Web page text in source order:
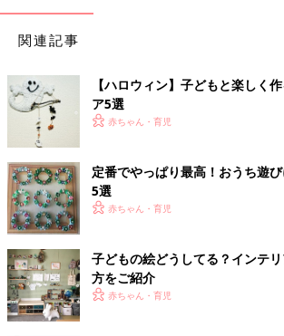
関連記事
【ハロウィン】子どもと楽しく
ア5選
赤ちゃん・育児
定番でやっぱり最高！おうち遊
5選
赤ちゃん・育児
子どもの絵どうしてる？インテ
方をご紹介
赤ちゃん・育児